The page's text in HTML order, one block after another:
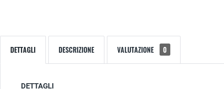
DETTAGLI DESCRIZIONE VALUTAZIONE 0
DETTAGLI